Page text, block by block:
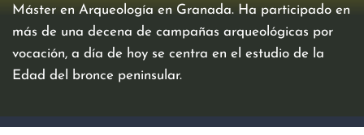
Máster en Arqueología en Granada. Ha participado en
más de una decena de campañas arqueológicas por
vocación, a día de hoy se centra en el estudio de la
Edad del bronce peninsular.